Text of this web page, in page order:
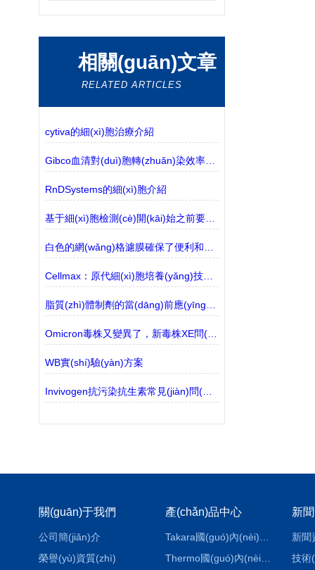
相關(guān)文章
RELATED ARTICLES
cytiva的細(xì)胞治療介紹
Gibco血清對(duì)胞轉(zhuǎn)染效率的影響解讀
RnDSystems的細(xì)胞介紹
基于細(xì)胞檢測(cè)開(kāi)始之前要問(wèn)的問(wèn)題
Cellmax：原代細(xì)胞培養(yǎng)技術(shù)
Omicron毒株又變異了，新毒株XE問(wèn)世
WB實(shí)驗(yàn)方案
Invivogen抗污染抗生素常見(jiàn)問(wèn)題
關(guān)于我們
公司簡(jiǎn)介
榮譽(yù)資質(zhì)
產(chǎn)品中心
Thermo國(guó)內(nèi)代理
新
新聞
技術